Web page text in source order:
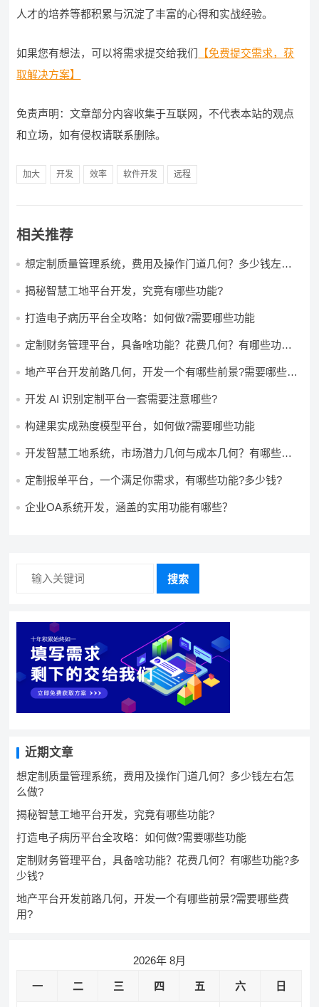
人才的培养等都积累与沉淀了丰富的心得和实战经验。
如果您有想法，可以将需求提交给我们
【免费提交需求，获
取解决方案】
免责声明：文章部分内容收集于互联网，不代表本站的观点
和立场，如有侵权请联系删除。
加大 开发 效率 软件开发 远程
相关推荐
想定制质量管理系统，费用及操作门道几何？多少钱左右
揭秘智慧工地平台开发，究竟有哪些功能?
打造电子病历平台全攻略：如何做?需要哪些功能
定制财务管理平台，具备啥功能？花费几何？有哪些功能?
地产平台开发前路几何，开发一个有哪些前景?需要哪些费
开发 AI 识别定制平台一套需要注意哪些?
构建果实成熟度模型平台，如何做?需要哪些功能
开发智慧工地系统，市场潜力几何与成本几何？有哪些前
定制报单平台，一个满足你需求，有哪些功能?多少钱?
企业OA系统开发，涵盖的实用功能有哪些？
搜索
近期文章
想定制质量管理系统，费用及操作门道几何？多少钱左右怎
么做?
揭秘智慧工地平台开发，究竟有哪些功能?
打造电子病历平台全攻略：如何做?需要哪些功能
定制财务管理平台，具备啥功能？花费几何？有哪些功能?多
少钱?
地产平台开发前路几何，开发一个有哪些前景?需要哪些费
用?
2026年 8月
一 二 三 四 五 六 日